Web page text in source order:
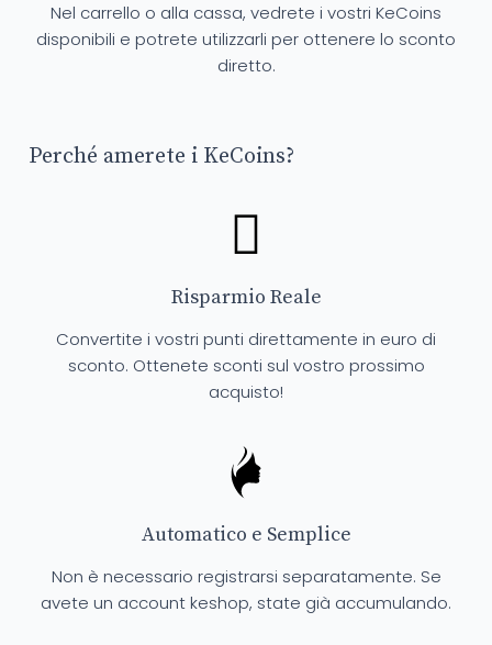
Nel carrello o alla cassa, vedrete i vostri KeCoins
disponibili e potrete utilizzarli per ottenere lo sconto
diretto.
Perché amerete i KeCoins?
Risparmio Reale
Convertite i vostri punti direttamente in euro di
sconto. Ottenete sconti sul vostro prossimo
acquisto!
Automatico e Semplice
Non è necessario registrarsi separatamente. Se
avete un account keshop, state già accumulando.